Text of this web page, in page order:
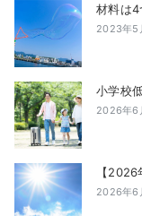
材料は4
2023年5
小学校
2026年6
【
2026年6